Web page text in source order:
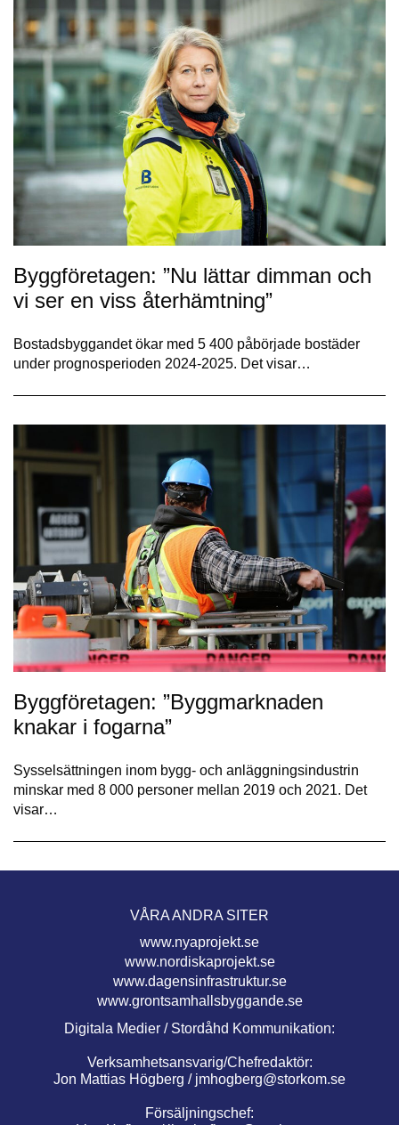
Byggföretagen: ”Nu lättar dimman och
vi ser en viss återhämtning”
Bostadsbyggandet ökar med 5 400 påbörjade bostäder
under prognosperioden 2024-2025. Det visar…
Byggföretagen: ”Byggmarknaden
knakar i fogarna”
Sysselsättningen inom bygg- och anläggningsindustrin
minskar med 8 000 personer mellan 2019 och 2021. Det
visar…
VÅRA ANDRA SITER
www.nyaprojekt.se
www.nordiskaprojekt.se
www.dagensinfrastruktur.se
www.grontsamhallsbyggande.se
Digitala Medier / Stordåhd Kommunikation:
Verksamhetsansvarig/Chefredaktör:
Jon Mattias Högberg / jmhogberg@storkom.se
Försäljningschef: